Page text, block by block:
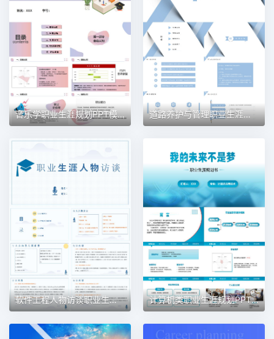
音乐学职业生涯规划PPT模板 道路养护与管理职业生涯规划PPT模板
软件工程人物访谈职业生涯规划PPT模板 计算机类职业生涯规划PPT模板